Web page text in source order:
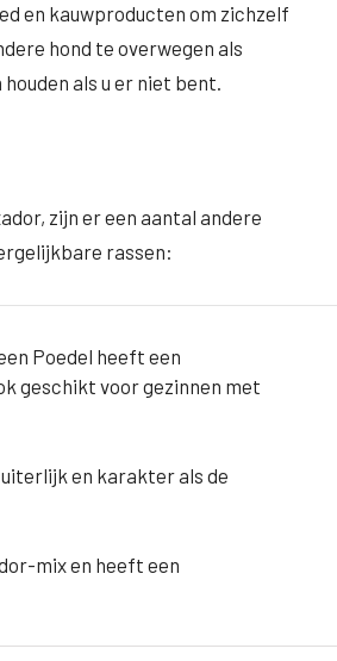
en kauwproducten om zichzelf
hond te overwegen als
als u er niet bent.
zijn er een aantal andere
rassen:
Poedel heeft een
geschikt voor gezinnen met
en karakter als de
mix en heeft een